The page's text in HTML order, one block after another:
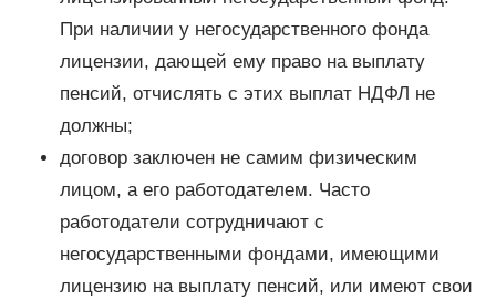
При наличии у негосударственного фонда
лицензии, дающей ему право на выплату
пенсий, отчислять с этих выплат НДФЛ не
должны;
договор заключен не самим физическим
лицом, а его работодателем. Часто
работодатели сотрудничают с
негосударственными фондами, имеющими
лицензию на выплату пенсий, или имеют свои